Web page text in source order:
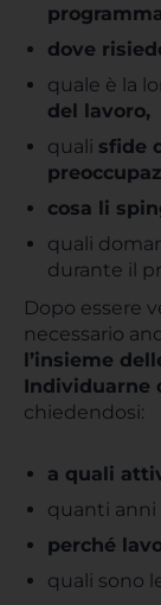
dove
quale è la
del lavoro,
quali sfide
cosa li
quali
durante il
Dopo essere
necessario
l’insieme
Individuarne
chiedendosi:
a quali
quanti anni
perché
quali sono